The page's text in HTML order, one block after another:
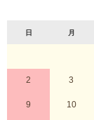
日 月
2 3
9 10